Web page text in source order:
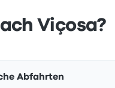
Viçosa?
Abfahrten